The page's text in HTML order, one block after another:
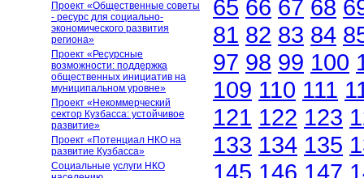
Проект «Общественные советы
- ресурс для социально-
экономического развития
региона»
Проект «Ресурсные
возможности: поддержка
общественных инициатив на
муниципальном уровне»
Проект «Некоммерческий
сектор Кузбасса: устойчивое
развитие»
Проект «Потенциал НКО на
развитие Кузбасса»
Социальные услуги НКО
65 66 67 68
81 82 83 84
97 98 99 100
109 110 111
121 122 123
133 134 135
145 146 147